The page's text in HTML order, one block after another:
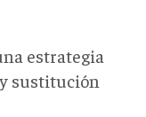
estrategia
sustitución